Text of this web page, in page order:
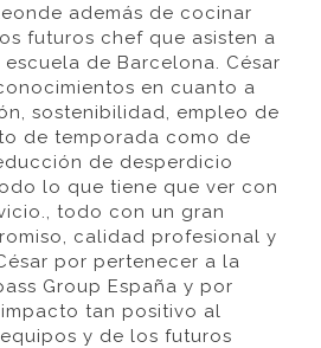
además de cocinar
futuros chef que asisten a
de Barcelona. César
en cuanto a
sostenibilidad, empleo de
de temporada como de
de desperdicio
lo que tiene que ver con
todo con un gran
calidad profesional y
por pertenecer a la
Group España y por
tan positivo al
y de los futuros